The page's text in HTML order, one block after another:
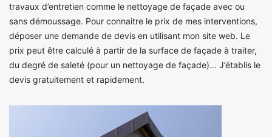
travaux d’entretien comme le nettoyage de façade avec ou
sans démoussage. Pour connaitre le prix de mes interventions,
déposer une demande de devis en utilisant mon site web. Le
prix peut être calculé à partir de la surface de façade à traiter,
du degré de saleté (pour un nettoyage de façade)… J’établis le
devis gratuitement et rapidement.